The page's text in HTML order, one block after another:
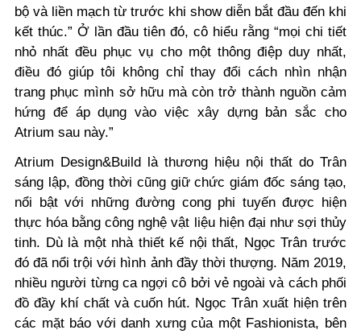
bộ và liền mạch từ trước khi show diễn bắt đầu đến khi
kết thúc.” Ở lần đầu tiên đó, cô hiểu rằng “mọi chi tiết
nhỏ nhất đều phục vụ cho một thông điệp duy nhất,
điều đó giúp tôi không chỉ thay đổi cách nhìn nhận
trang phục mình sở hữu mà còn trở thành nguồn cảm
hứng để áp dụng vào việc xây dựng bản sắc cho
Atrium sau này.”
Atrium Design&Build là thương hiệu nội thất do Trân
sáng lập, đồng thời cũng giữ chức giám đốc sáng tạo,
nổi bật với những đường cong phi tuyến được hiện
thực hóa bằng công nghệ vật liệu hiện đại như sợi thủy
tinh. Dù là một nhà thiết kế nội thất, Ngọc Trân trước
đó đã nổi trội với hình ảnh đầy thời thượng. Năm 2019,
nhiều người từng ca ngợi cô bởi vẻ ngoài và cách phối
đồ đầy khí chất và cuốn hút. Ngọc Trân xuất hiện trên
các mặt báo với danh xưng của một Fashionista, bên